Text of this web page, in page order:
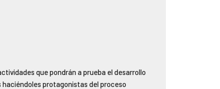
que pondrán a prueba el desarrollo
protagonistas del proceso